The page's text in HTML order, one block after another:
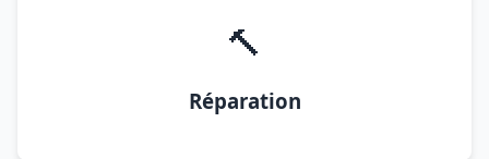
🔨
Réparation